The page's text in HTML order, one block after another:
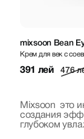
mixsoon Bean
Крем для век с
391 лей 476
Mixsoon это
создания
глубоком